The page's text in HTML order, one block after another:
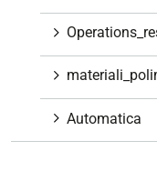
Automatica